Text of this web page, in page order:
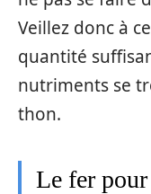
Veillez donc à
quantité
nutriments se
thon.
Le fer